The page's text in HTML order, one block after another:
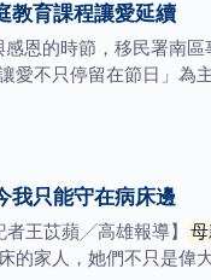
教育課程讓愛延續
恩的時節，移民署南
愛不只停留在節日」為
我只能守在病床邊
者王苡蘋╱高雄報導】
的家人，她們不只是